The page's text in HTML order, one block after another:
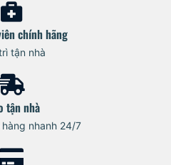
chính hãng
tận nhà
tận nhà
nhanh 24/7